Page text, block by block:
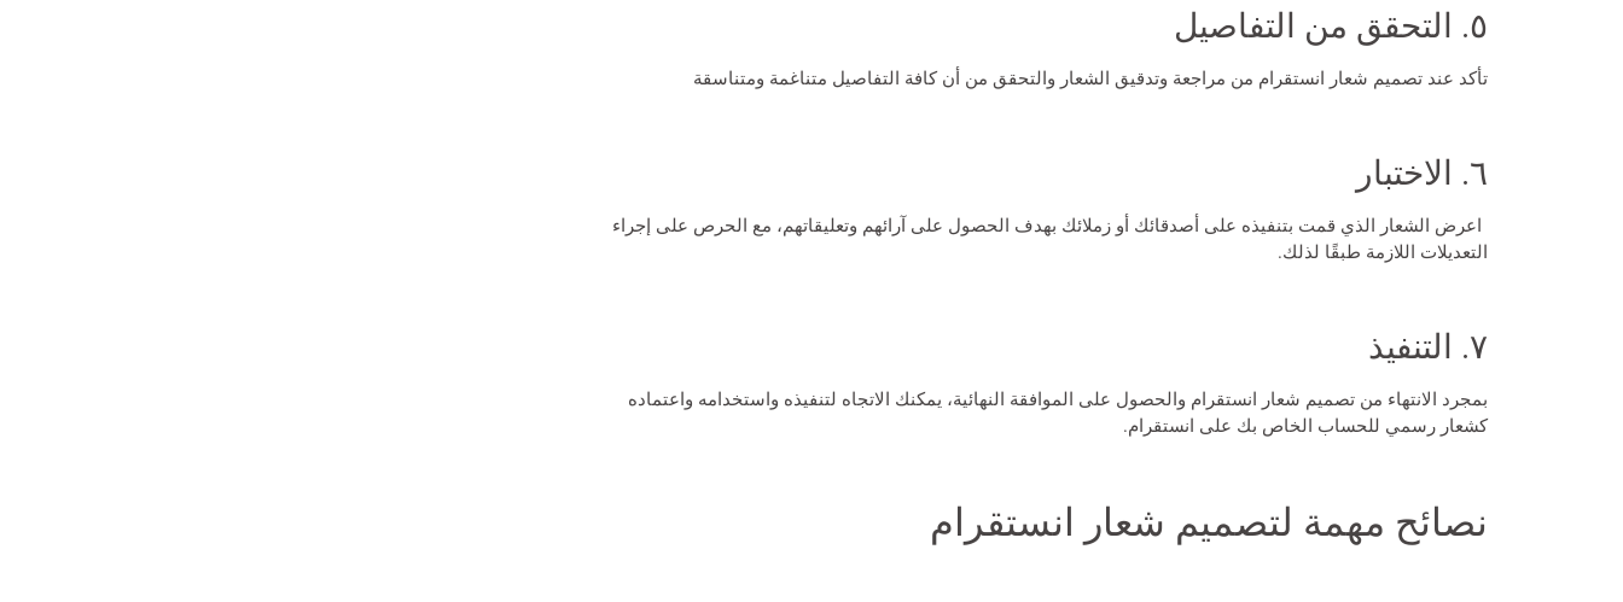
٥. التحقق من التفاصيل
تأكد عند تصميم شعار انستقرام من مراجعة وتدقيق الشعار والتحقق من أن كافة التفاصيل متناغمة ومتناسقة
٦. الاختبار
اعرض الشعار الذي قمت بتنفيذه على أصدقائك أو زملائك بهدف الحصول على آرائهم وتعليقاتهم، مع الحرص على إجراء
التعديلات اللازمة طبقًا لذلك.
٧. التنفيذ
بمجرد الانتهاء من تصميم شعار انستقرام والحصول على الموافقة النهائية، يمكنك الاتجاه لتنفيذه واستخدامه واعتماده
كشعار رسمي للحساب الخاص بك على انستقرام.
نصائح مهمة لتصميم شعار انستقرام